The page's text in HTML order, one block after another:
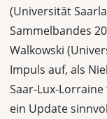
(Universität
Sammelbandes
Walkowski
Impuls auf, als
Saar-Lux-
ein Update